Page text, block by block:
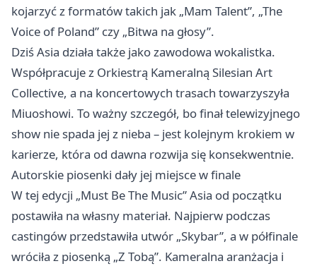
kojarzyć z formatów takich jak „Mam Talent”, „The
Voice of Poland” czy „Bitwa na głosy”.
Dziś Asia działa także jako zawodowa wokalistka.
Współpracuje z Orkiestrą Kameralną Silesian Art
Collective, a na koncertowych trasach towarzyszyła
Miuoshowi. To ważny szczegół, bo finał telewizyjnego
show nie spada jej z nieba – jest kolejnym krokiem w
karierze, która od dawna rozwija się konsekwentnie.
Autorskie piosenki dały jej miejsce w finale
W tej edycji „Must Be The Music” Asia od początku
postawiła na własny materiał. Najpierw podczas
castingów przedstawiła utwór „Skybar”, a w półfinale
wróciła z piosenką „Z Tobą”. Kameralna aranżacja i